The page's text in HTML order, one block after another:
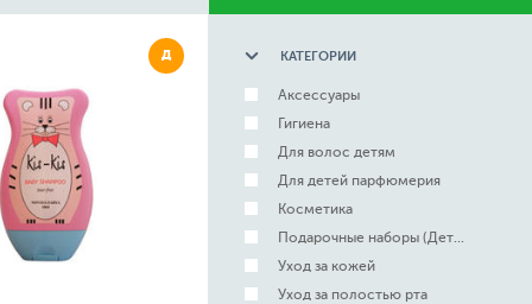
Д КАТЕГОРИИ
Аксессуары
Гигиена
Для волос детям
Для детей парфюмерия
Косметика
Подарочные наборы (Детям)
Уход за кожей
Уход за полостью рта